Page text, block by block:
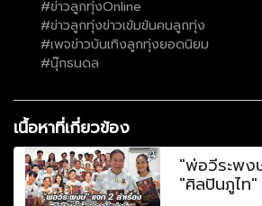
#ข่าวลูกทุ่งOnline
#ข่าวลูกทุ่งข่าวเข้มข้นคนลูกทุ่ง
#เพจข่าวบันเทิงลูกทุ่งยอดนิยม
#นุ๊กธนดล
เนื้อหาที่เกี่ยวข้อง
"พ่อวีระพง
"ศิลปินภูไท